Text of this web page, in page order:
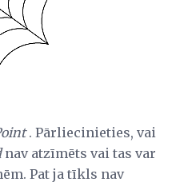
. Pārliecinieties, vai
nav atzīmēts vai tas var
Pat ja tīkls nav